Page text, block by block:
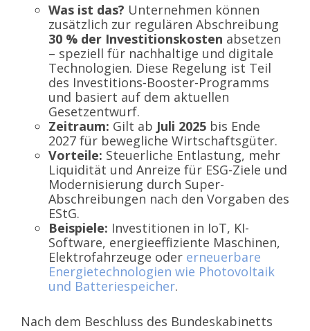
Was ist das? Unternehmen können
zusätzlich zur regulären Abschreibung
30 % der Investitionskosten absetzen
– speziell für nachhaltige und digitale
Technologien. Diese Regelung ist Teil
des Investitions-Booster-Programms
und basiert auf dem aktuellen
Gesetzentwurf.
Zeitraum: Gilt ab Juli 2025 bis Ende
2027 für bewegliche Wirtschaftsgüter.
Vorteile: Steuerliche Entlastung, mehr
Liquidität und Anreize für ESG-Ziele und
Modernisierung durch Super-
Abschreibungen nach den Vorgaben des
EStG.
Beispiele: Investitionen in IoT, KI-
Software, energieeffiziente Maschinen,
Elektrofahrzeuge oder erneuerbare
Energietechnologien wie Photovoltaik
und Batteriespeicher.
Nach dem Beschluss des Bundeskabinetts